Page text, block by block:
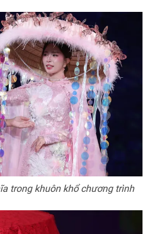
trong khuôn khổ chương trình